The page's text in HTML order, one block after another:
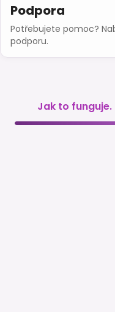
Podpora
Potřebujete pomoc?
podporu.
Jak to funguje.